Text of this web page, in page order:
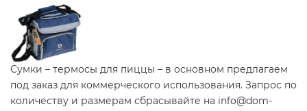
Сумки – термосы для пиццы – в основном предлагаем
под заказ для коммерческого использования. Запрос по
количеству и размерам сбрасывайте на info@dom-